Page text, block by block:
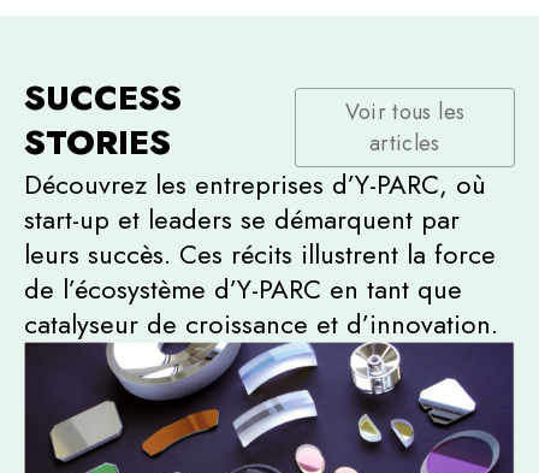
SUCCESS
STORIES
Voir tous les
articles
Découvrez les entreprises d’Y-PARC, où
start-up et leaders se démarquent par
leurs succès. Ces récits illustrent la force
de l’écosystème d’Y-PARC en tant que
catalyseur de croissance et d’innovation.